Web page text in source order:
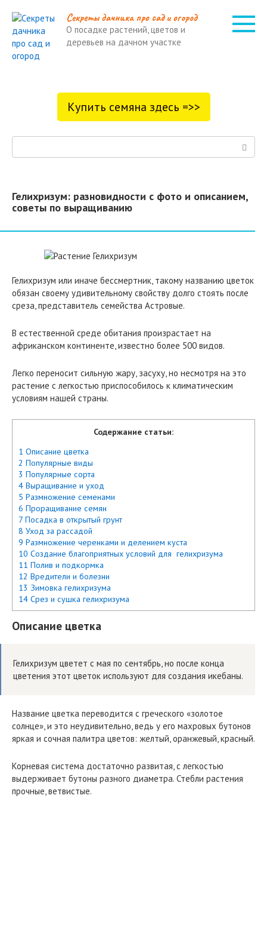
контенту
Cекреты дачника про сад и огород
О посадке растений, цветов и
деревьев на дачном участке
Купить семяна здесь =>>
Гелихризум: разновидности с фото и описанием,
советы по выращиванию
Гелихризум или иначе бессмертник, такому названию цветок
обязан своему удивительному свойству долго стоять после
среза, представитель семейства Астровые.
В естественной среде обитания произрастает на
африканском континенте, известно более 500 видов.
Легко переносит сильную жару, засуху, но несмотря на это
растение с легкостью приспособилось к климатическим
условиям нашей страны.
Содержание статьи:
1 Описание цветка
2 Популярные виды
3 Популярные сорта
4 Выращивание и уход
5 Размножение семенами
6 Проращивание семян
7 Посадка в открытый грунт
8 Уход за рассадой
9 Размножение черенками и делением куста
10 Создание благоприятных условий для гелихризума
11 Полив и подкормка
12 Вредители и болезни
13 Зимовка гелихризума
14 Срез и сушка гелихризума
Описание цветка
Гелихризум цветет с мая по сентябрь, но после конца
цветения этот цветок используют для создания икебаны.
Название цветка переводится с греческого «золотое
солнце», и это неудивительно, ведь у его махровых бутонов
яркая и сочная палитра цветов: желтый, оранжевый, красный.
Корневая система достаточно развитая, с легкостью
выдерживает бутоны разного диаметра. Стебли растения
прочные, ветвистые.